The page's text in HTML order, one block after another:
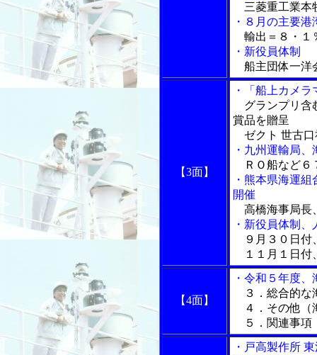
三菱重工業本
・８月の主要
輸出＝８・１
・新役員体制
船主団体一洋
【3面】
・「船上カメ
グランプリ含
賞品を贈呈
ゼクト 世古口
・九州運輸局
ＲＯ船など６
・熊本県海運
開催
高橋海事局長
・新役員体制、
９月３０日付
１１月１日付
【4面】
・令和５年度
３．総合的な
４．その他（
５．関連事項
・戸高製作所